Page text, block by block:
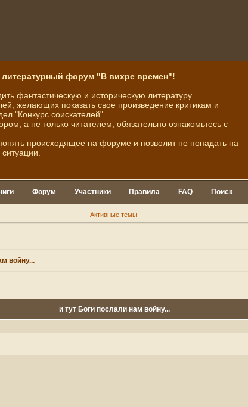
форум "В вихре времен"!
фантастическую и историческую литературу.
желающих показать свое произведение критикам и
"Конкурс соискателей".
а не только читателем, обязательно ознакомьтесь с
происходящее на форуме и позволит не попадать на
Форум Участники Правила FAQ Поиск
Активные темы
войну...
и тут Боги послали нам войну...